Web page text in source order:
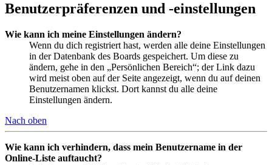
Benutzerpräferenzen und -einstellungen
Wie kann ich meine Einstellungen ändern?
Wenn du dich registriert hast, werden alle deine Einstellungen
in der Datenbank des Boards gespeichert. Um diese zu
ändern, gehe in den „Persönlichen Bereich“; der Link dazu
wird meist oben auf der Seite angezeigt, wenn du auf deinen
Benutzernamen klickst. Dort kannst du alle deine
Einstellungen ändern.
Nach oben
Wie kann ich verhindern, dass mein Benutzername in der
Online-Liste auftaucht?